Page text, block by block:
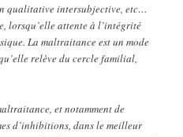
qualitative intersubjective, etc…
lorsqu’elle attente à l’intégrité
La maltraitance est un mode
relève du cercle familial,
et notamment de
d’inhibitions, dans le meilleur